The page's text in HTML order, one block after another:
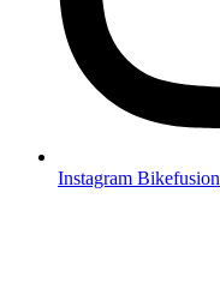
Instagram Bikefusion